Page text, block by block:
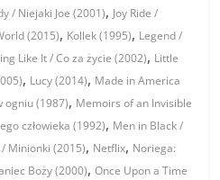
/ Niejaki Joe (2001), Joy Ride /
(2015), Kollek (1995), Legend /
Like It / Co za życie (2002), Little
, Lucy (2014), Made in America
ogniu (1987), Memoirs of an Invisible
człowieka (1992), Men in Black /
Minionki (2015), Netflix, Noriega:
Boży (2000),Once Upon a Time